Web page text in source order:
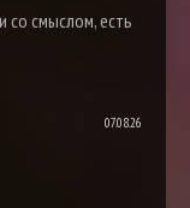
со смыслом, есть
07.08.26